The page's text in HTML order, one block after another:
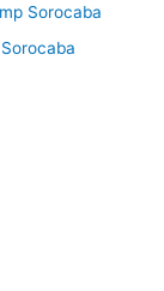
Sorocaba